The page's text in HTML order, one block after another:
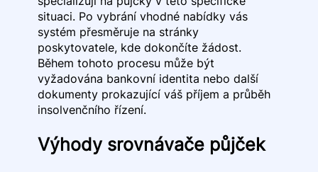
situaci. Po vybrání vhodné nabídky vás
systém přesměruje na stránky
poskytovatele, kde dokončíte žádost.
Během tohoto procesu může být
vyžadována bankovní identita nebo další
dokumenty prokazující váš příjem a průběh
insolvenčního řízení.
Výhody srovnávače půjček